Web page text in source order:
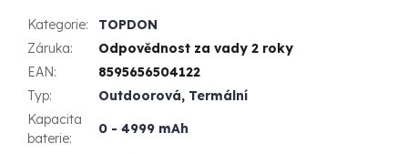
Kategorie:
TOPDON
Záruka:
Odpovědnost za vady 2 roky
EAN:
8595656504122
Typ: Outdoorová, Termální
Kapacita
baterie:
0 - 4999 mAh